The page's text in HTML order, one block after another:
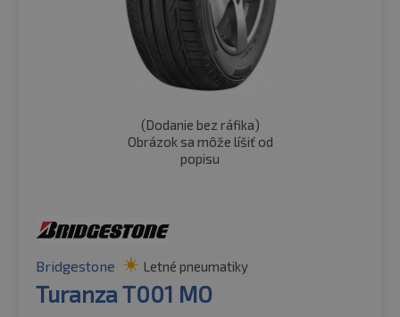
(Dodanie bez ráfika)
Obrázok sa môže líšiť od
popisu
Bridgestone Letné pneumatiky
Turanza T001 MO